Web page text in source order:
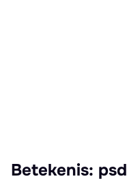
Betekenis: psd